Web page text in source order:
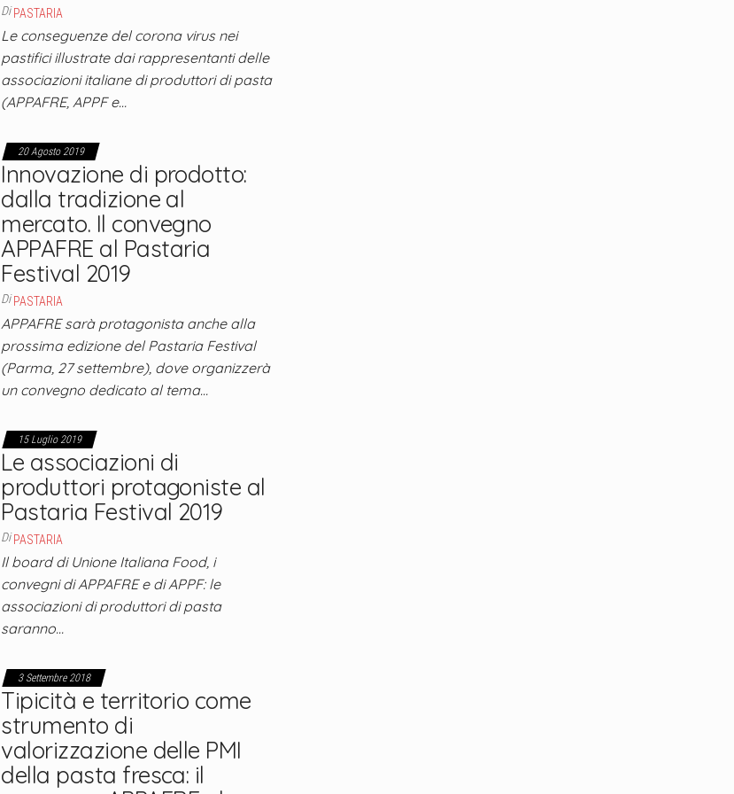
Di PASTARIA
Le conseguenze del corona virus nei
pastifici illustrate dai rappresentanti delle
associazioni italiane di produttori di pasta
(APPAFRE, APPF e…
20 Agosto 2019
Innovazione di prodotto:
dalla tradizione al
mercato. Il convegno
APPAFRE al Pastaria
Festival 2019
Di PASTARIA
APPAFRE sarà protagonista anche alla
prossima edizione del Pastaria Festival
(Parma, 27 settembre), dove organizzerà
un convegno dedicato al tema…
15 Luglio 2019
Le associazioni di
produttori protagoniste al
Pastaria Festival 2019
Di PASTARIA
Il board di Unione Italiana Food, i
convegni di APPAFRE e di APPF: le
associazioni di produttori di pasta
saranno…
3 Settembre 2018
Tipicità e territorio come
strumento di
valorizzazione delle PMI
della pasta fresca: il